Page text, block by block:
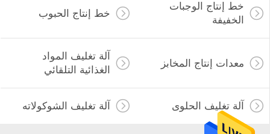
خط إنتاج الوجبات
الخفيفة
خط إنتاج الحبوب
معدات إنتاج المخابز
آلة تغليف المواد
الغذائية التلقائي
آلة تغليف الحلوى آلة تغليف الشوكولاته